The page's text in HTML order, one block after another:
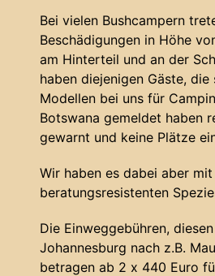
Bei vielen Bushcampern
Beschädigungen in Höhe
am Hinterteil und an der
haben diejenigen Gäste,
Modellen bei uns für
Botswana gemeldet haben
gewarnt und keine Plätze
Wir haben es dabei aber
beratungsresistenten
Die Einweggebühren,
Johannesburg nach z.B.
betragen ab 2 x 440 Euro